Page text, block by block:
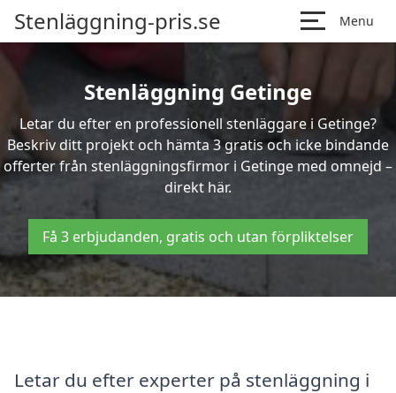
Stenläggning-pris.se Menu
Stenläggning Getinge
Letar du efter en professionell stenläggare i Getinge?
Beskriv ditt projekt och hämta 3 gratis och icke bindande
offerter från stenläggningsfirmor i Getinge med omnejd –
direkt här.
Få 3 erbjudanden, gratis och utan förpliktelser
Letar du efter experter på stenläggning i